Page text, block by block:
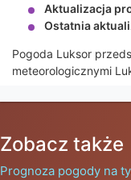
Aktualizacja
Ostatnia
Pogoda Luksor
meteorologicznymi
Zobacz także
Prognoza pogody na